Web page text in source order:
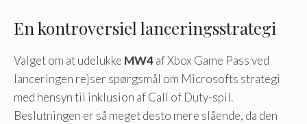
En kontroversiel lanceringsstrategi
Valget om at udelukke MW4af Xbox Game Pass ved
lanceringen rejser spørgsmål om Microsofts strategi
med hensyn til inklusion af Call of Duty-spil.
Beslutningen er så meget desto mere slående, da den